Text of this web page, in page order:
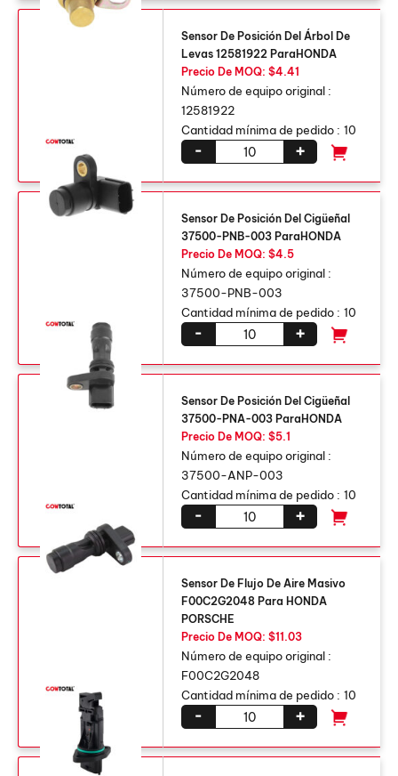
Sensor De Posición Del Árbol De
Levas 12581922 ParaHONDA
Precio De MOQ: $4.41
Número de equipo original :
12581922
Cantidad mínima de pedido : 10
+
-
Sensor De Posición Del Cigüeñal
37500-PNB-003 ParaHONDA
Precio De MOQ: $4.5
Número de equipo original :
37500-PNB-003
Cantidad mínima de pedido : 10
+
-
Sensor De Posición Del Cigüeñal
37500-PNA-003 ParaHONDA
Precio De MOQ: $5.1
Número de equipo original :
37500-ANP-003
Cantidad mínima de pedido : 10
+
-
Sensor De Flujo De Aire Masivo
F00C2G2048 Para HONDA
PORSCHE
Precio De MOQ: $11.03
Número de equipo original :
F00C2G2048
Cantidad mínima de pedido : 10
+
-